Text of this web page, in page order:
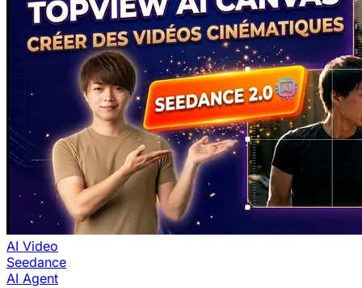
AI Video
Seedance
AI Agent